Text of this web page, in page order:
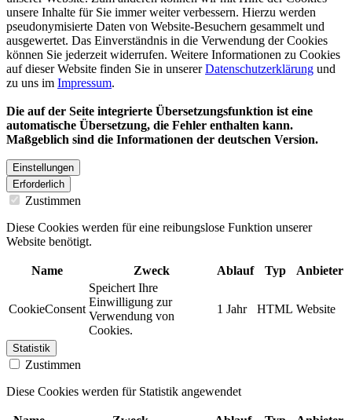
unsere Inhalte für Sie immer weiter verbessern. Hierzu werden
pseudonymisierte Daten von Website-Besuchern gesammelt und
ausgewertet. Das Einverständnis in die Verwendung der Cookies
können Sie jederzeit widerrufen. Weitere Informationen zu Cookies
auf dieser Website finden Sie in unsererDatenschutzerklärung und
zu uns im Impressum.
Die auf der Seite integrierte Übersetzungsfunktion ist eine
automatische Übersetzung, die Fehler enthalten kann.
Maßgeblich sind die Informationen der deutschen Version.
Einstellungen
Erforderlich
Zustimmen
Diese Cookies werden für eine reibungslose Funktion unserer
Website benötigt.
Name Zweck Ablauf Typ Anbieter
CookieConsent
Speichert Ihre
Einwilligung zur
Verwendung von
Cookies.
1 Jahr HTML Website
Statistik
Zustimmen
Diese Cookies werden für Statistik angewendet